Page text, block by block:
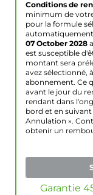
Conditions de
minimum de
pour la formule
07 October 2028
est susceptible
montant sera
avez sélectionné,
abonnement. Ce
avant le jour du
rendant dans
bord et en
Annulation ».
obtenir un
Garantie